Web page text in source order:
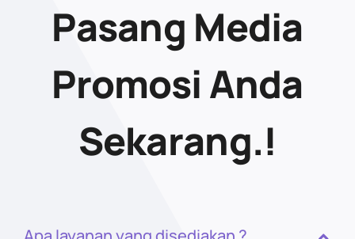
Pasang Media
Promosi Anda
Sekarang.!